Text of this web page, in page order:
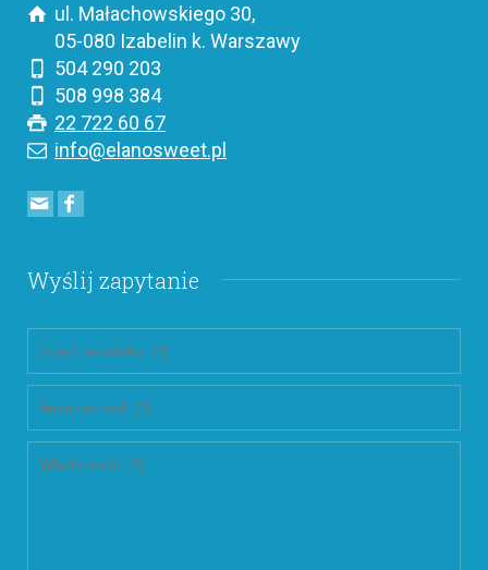
ul. Małachowskiego 30,
05-080 Izabelin k. Warszawy
504 290 203
508 998 384
22 722 60 67
info@elanosweet.pl
Wyślij zapytanie